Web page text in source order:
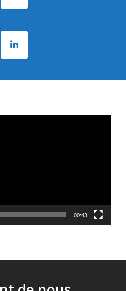
00:43